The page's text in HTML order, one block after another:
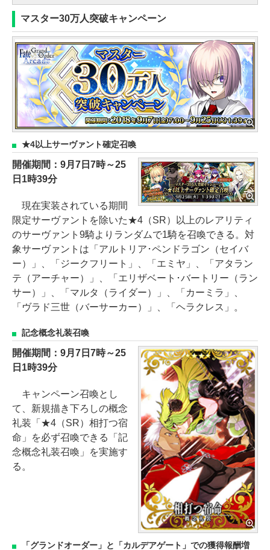
マスター30万人突破キャンペーン
★4以上サーヴァント確定召喚
開催期間：9月7日7時～25
日1時39分
現在実装されている期間
限定サーヴァントを除いた★4（SR）以上のレアリティ
のサーヴァント9騎よりランダムで1騎を召喚できる。対
象サーヴァントは「アルトリア･ペンドラゴン（セイバ
ー）」、「ジークフリート」、「エミヤ」、「アタラン
テ（アーチャー）」、「エリザベート･バートリー（ラン
サー）」、「マルタ（ライダー）」、「カーミラ」、
「ヴラド三世（バーサーカー）」、「ヘラクレス」。
記念概念礼装召喚
開催期間：9月7日7時～25
日1時39分
キャンペーン召喚とし
て、新規描き下ろしの概念
礼装「★4（SR）相打つ宿
命」を必ず召喚できる「記
念概念礼装召喚」を実施す
る。
「グランドオーダー」と「カルデアゲート」での獲得報酬増